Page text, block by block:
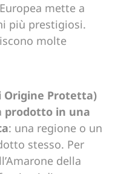
mette a
più prestigiosi.
molte
Origine Protetta)
prodotto in una
: una regione o un
stesso. Per
della